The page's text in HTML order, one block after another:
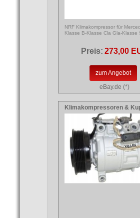
NRF Klimakompressor für
Klasse B-Klasse Cla Gla-Klasse
Preis: 273,00
zum Angebot
eBay.de (*)
Klimakompressoren &